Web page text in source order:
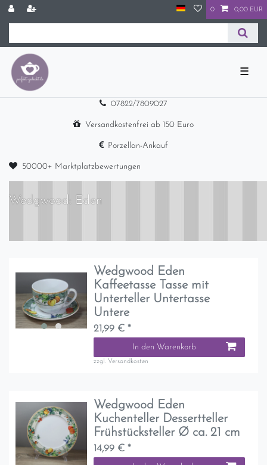
0 0,00 EUR
☰
07822/7809027
Versandkostenfrei ab 150 Euro
Porzellan-Ankauf
50000+ Marktplatzbewertungen
Wedgwood: Eden
Wedgwood Eden
Kaffeetasse Tasse mit
Unterteller Untertasse
Untere
21,99 € *
In den Warenkorb
zzgl. Versandkosten
Wedgwood Eden
Kuchenteller Dessertteller
Frühstücksteller Ø ca. 21 cm
14,99 € *